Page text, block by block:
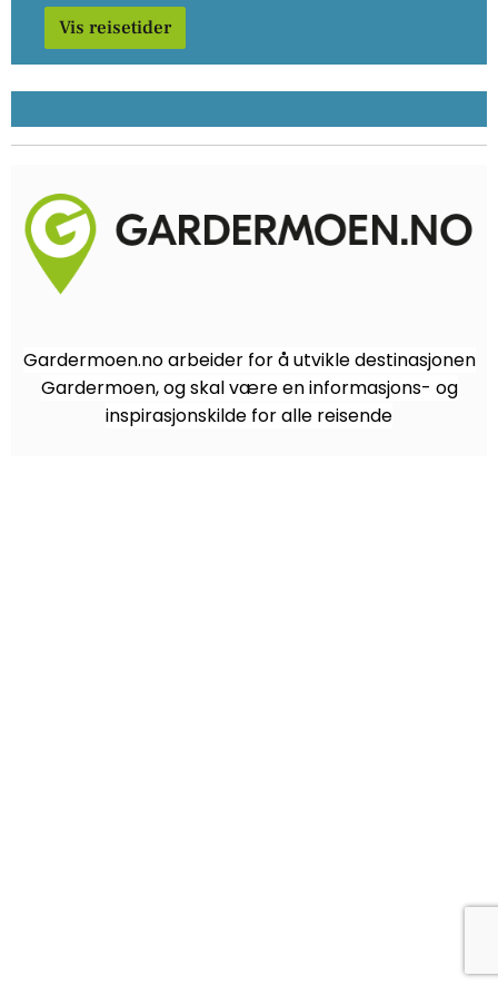
Vis reisetider
Gardermoen.no arbeider for å utvikle destinasjonen
Gardermoen, og skal være en informasjons- og
inspirasjonskilde for alle reisende